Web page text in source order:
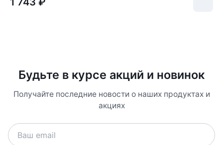
Будьте в курсе акций и новинок
Получайте последние новости о наших продуктах и
акциях